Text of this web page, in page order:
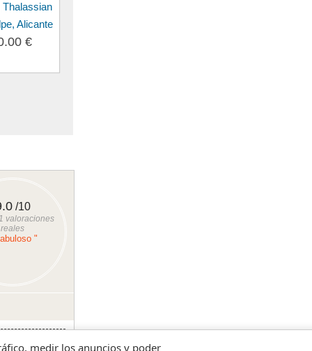
Alicante
€
/10
valoraciones
reales
"
o cenamedir los anuncios y poder